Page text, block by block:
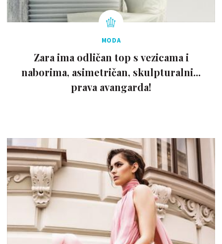
MODA
Zara ima odličan top s vezicama i
naborima, asimetričan, skulpturalni...
prava avangarda!